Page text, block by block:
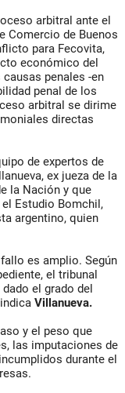
arbitral ante el
Comercio de Buenos
para Fecovita,
económico del
penales -en
penal de los
arbitral se dirime
directas
de expertos de
ex jueza de la
la Nación y que
Estudio Bomchil,
argentino, quien
es amplio. Según
el tribunal
el grado del
Villanueva.
y el peso que
las imputaciones de
durante el